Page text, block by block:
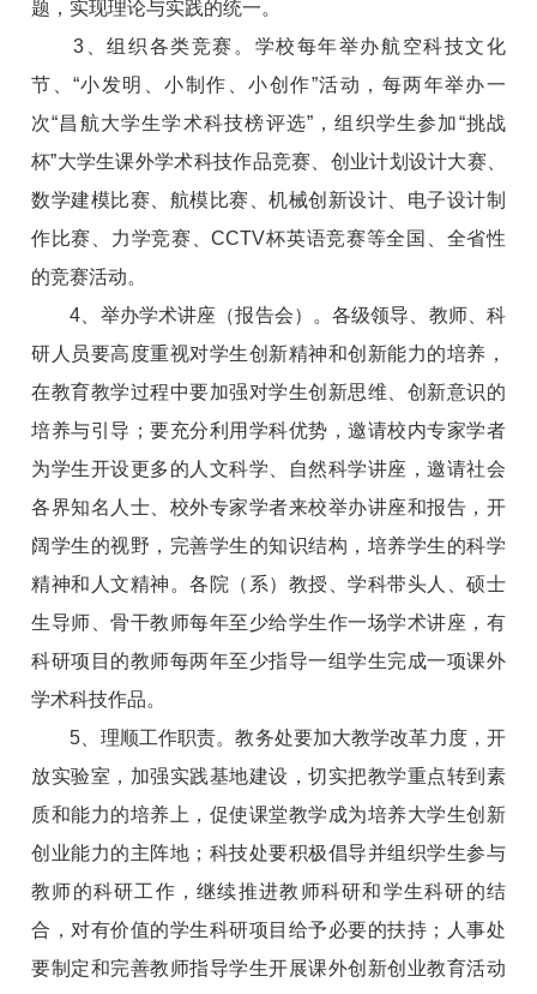
题，实现理论与实践的统一。
3、组织各类竞赛。学校每年举办航空科技文化
节、“小发明、小制作、小创作”活动，每两年举办一
次“昌航大学生学术科技榜评选”，组织学生参加“挑战
杯”大学生课外学术科技作品竞赛、创业计划设计大赛、
数学建模比赛、航模比赛、机械创新设计、电子设计制
作比赛、力学竞赛、CCTV杯英语竞赛等全国、全省性
的竞赛活动。
4、举办学术讲座（报告会）。各级领导、教师、科
研人员要高度重视对学生创新精神和创新能力的培养，
在教育教学过程中要加强对学生创新思维、创新意识的
培养与引导；要充分利用学科优势，邀请校内专家学者
为学生开设更多的人文科学、自然科学讲座，邀请社会
各界知名人士、校外专家学者来校举办讲座和报告，开
阔学生的视野，完善学生的知识结构，培养学生的科学
精神和人文精神。各院（系）教授、学科带头人、硕士
生导师、骨干教师每年至少给学生作一场学术讲座，有
科研项目的教师每两年至少指导一组学生完成一项课外
学术科技作品。
5、理顺工作职责。教务处要加大教学改革力度，开
放实验室，加强实践基地建设，切实把教学重点转到素
质和能力的培养上，促使课堂教学成为培养大学生创新
创业能力的主阵地；科技处要积极倡导并组织学生参与
教师的科研工作，继续推进教师科研和学生科研的结
合，对有价值的学生科研项目给予必要的扶持；人事处
要制定和完善教师指导学生开展课外创新创业教育活动